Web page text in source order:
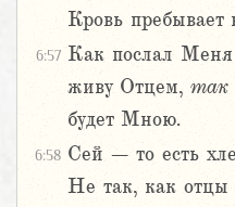
Кровь
6:57 Как послал
живу Отцем, так
будет Мною.
6:58 Сей – то есть
Не так, как